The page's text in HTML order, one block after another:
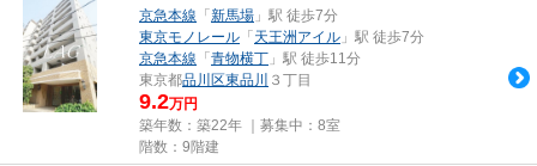
京急本線 「 新馬場 」駅 徒歩7分
東京モノレール 「 天王洲アイル 」駅 徒歩7分
京急本線 「 青物横丁 」駅 徒歩11分
東京都品川区東品川 ３丁目
9.2万円
築年数：築22年 ｜募集中： 8室
階数：9階建